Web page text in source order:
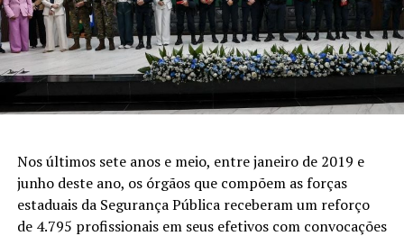
Nos últimos sete anos e meio, entre janeiro de 2019 e
junho deste ano, os órgãos que compõem as forças
estaduais da Segurança Pública receberam um reforço
de 4.795 profissionais em seus efetivos com convocações